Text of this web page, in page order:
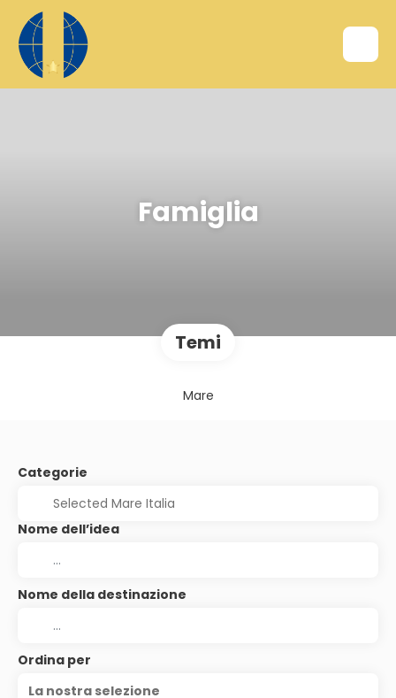
Famiglia
Temi
Mare
Categorie
Nome dell’idea
Nome della destinazione
Ordina per
La nostra selezione